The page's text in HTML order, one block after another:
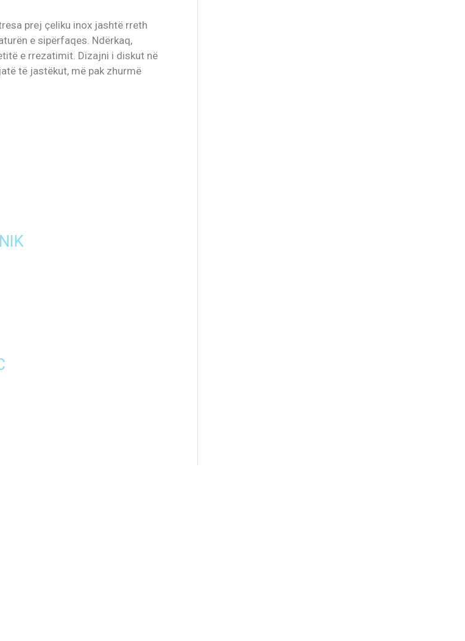
prej çeliku inox jashtë rreth
e sipërfaqes. Ndërkaq,
e rrezatimit. Dizajni i diskut në
të jastëkut, më pak zhurmë